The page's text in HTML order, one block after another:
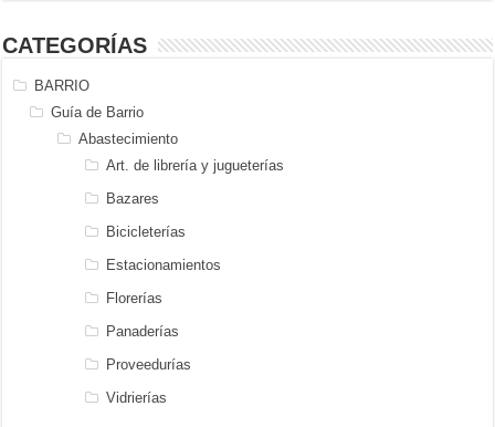
CATEGORÍAS
BARRIO
Guía de Barrio
Abastecimiento
Art. de librería y jugueterías
Bazares
Bicicleterías
Estacionamientos
Florerías
Panaderías
Proveedurías
Vidrierías